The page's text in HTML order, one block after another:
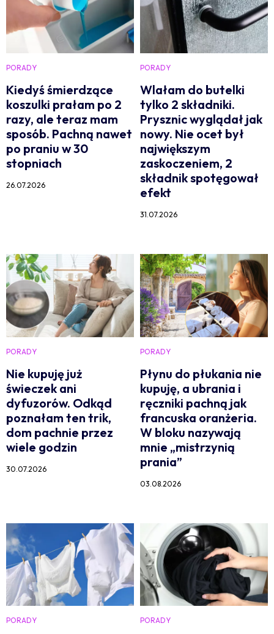
PORADY
Kiedyś śmierdzące
koszulki prałam po 2
razy, ale teraz mam
sposób. Pachną nawet
po praniu w 30
stopniach
26.07.2026
PORADY
Wlałam do butelki
tylko 2 składniki.
Prysznic wyglądał jak
nowy. Nie ocet był
największym
zaskoczeniem, 2
składnik spotęgował
efekt
31.07.2026
PORADY
Nie kupuję już
świeczek ani
dyfuzorów. Odkąd
poznałam ten trik,
dom pachnie przez
wiele godzin
30.07.2026
PORADY
Płynu do płukania nie
kupuję, a ubrania i
ręczniki pachną jak
francuska oranżeria.
W bloku nazywają
mnie „mistrzynią
prania”
03.08.2026
PORADY PORADY